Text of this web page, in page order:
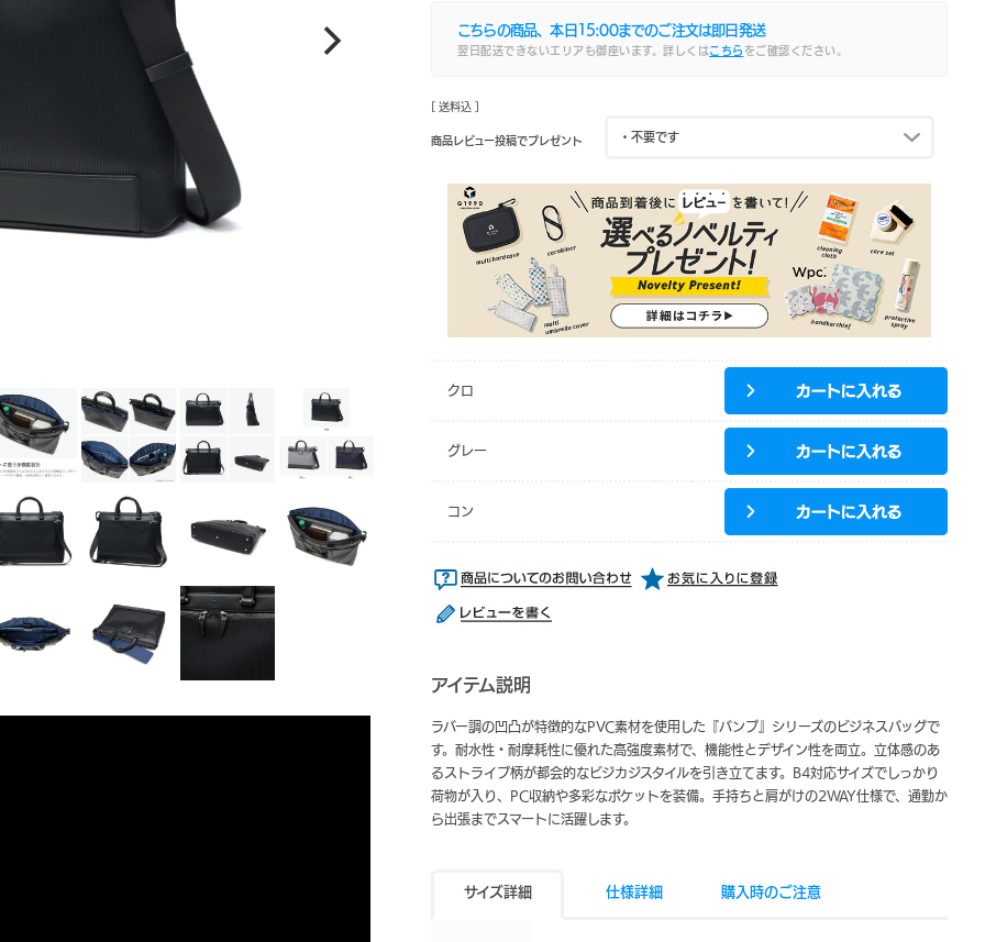
こちらの商品、本日 15:00までのご注文は即日発送
翌日配送できないエリアも御座います。詳しくはこちら をご確認ください。
[ 送料込 ]
商品レビュー投稿でプレゼント
クロ
グレー
コン
アイテム説明
ラバー調の凹凸が特徴的なPVC素材を使用した『バンプ』シリーズのビジネスバッグで
す。耐水性・耐摩耗性に優れた高強度素材で、機能性とデザイン性を両立。立体感のあ
るストライプ柄が都会的なビジカジスタイルを引き立てます。B4対応サイズでしっかり
荷物が入り、PC収納や多彩なポケットを装備。手持ちと肩がけの2WAY仕様で、通勤か
ら出張までスマートに活躍します。
サイズ詳細 仕様詳細 購入時のご注意